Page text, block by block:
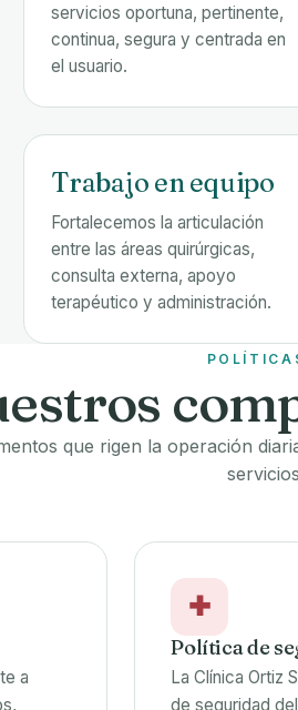
servicios oportuna, pertinente,
continua, segura y centrada en
el usuario.
Trabajo en equipo
Fortalecemos la articulación
entre las áreas quirúrgicas,
consulta externa, apoyo
terapéutico y administración.
que rigen la operación
a
✚
Política de
La Clínica Ortiz
de seguridad